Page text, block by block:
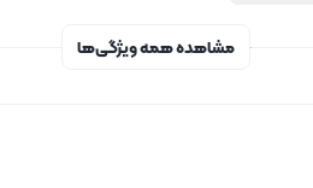
مشاهده همه ویژگی‌ها